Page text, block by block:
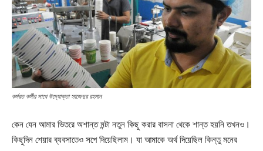
কর্মরত কর্মীর সাথে উদ্যোক্তা সাজেদুর রহমান
কেন যেন আমার ভিতরে অশান্ত মন্টা নতুন কিছু করার বাসনা থেকে শান্ত হয়নি তখনও।
কিছুদিন শেয়ার ব্যবসাতেও সপে দিয়েছিলাম। যা আমাকে অর্থ দিয়েছিল কিন্তু মনের